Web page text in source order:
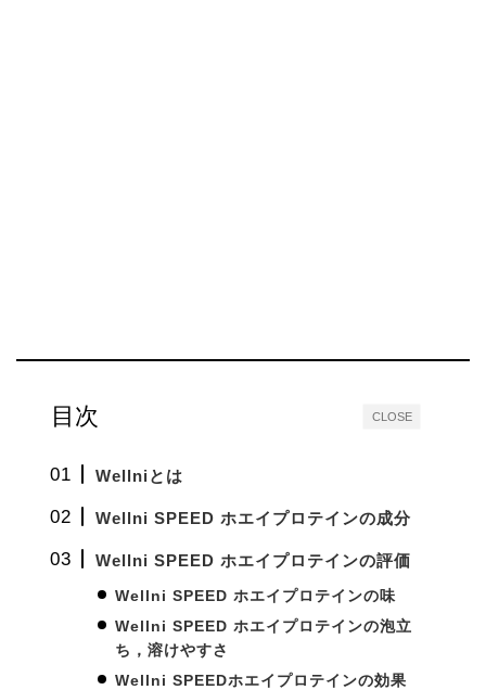
CLOSE
目次
Wellniとは
WellniSPEED ホエイプロテインの成分
WellniSPEED ホエイプロテインの評価
Wellni SPEED ホエイプロテインの味
WellniSPEED ホエイプロテインの泡立
ち，溶けやすさ
WellniSPEEDホエイプロテインの効果